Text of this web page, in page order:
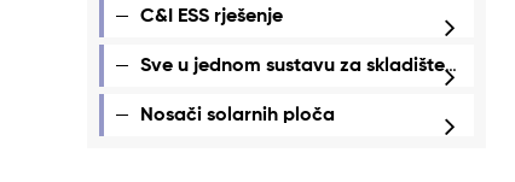
C&I ESS rješenje
Sve u jednom sustavu za skladištenje energije
Nosači solarnih ploča